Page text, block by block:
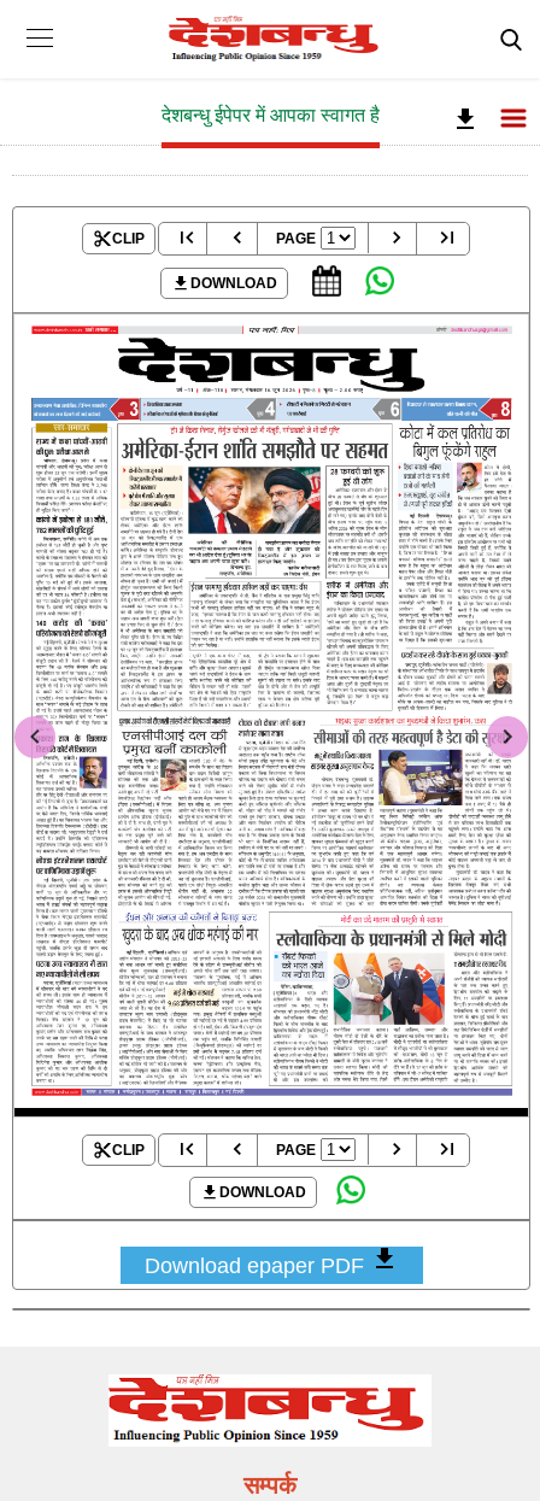
देशबन्धु ईपेपर में आपका स्वागत है
CLIP PAGE
DOWNLOAD
CLIP PAGE
DOWNLOAD
Download epaper PDF
सम्पर्क